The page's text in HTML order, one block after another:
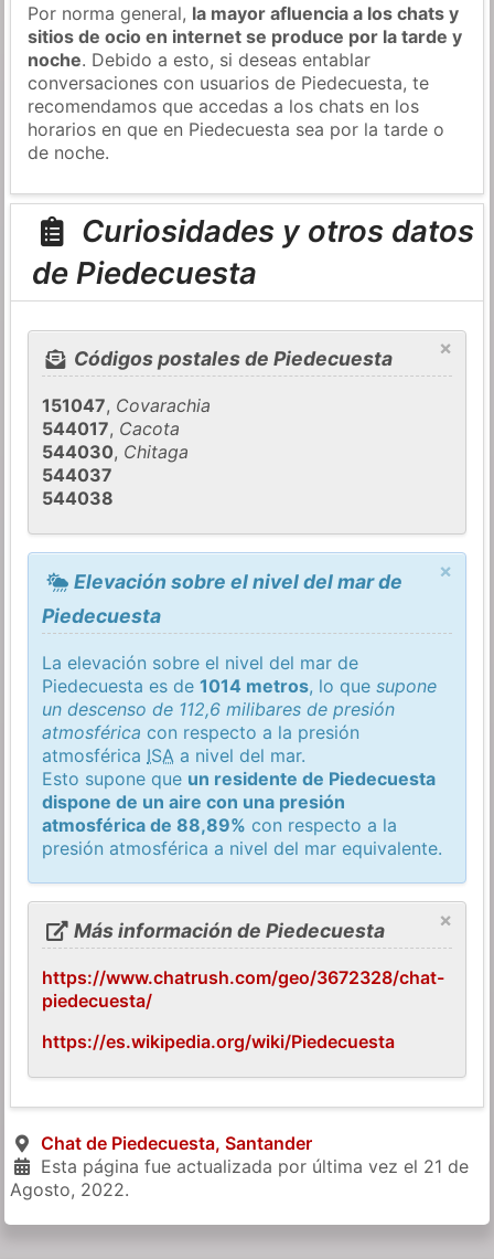
Por norma general, la mayor afluencia a los chats y
sitios de ocio en internet se produce por la tarde y
noche. Debido a esto, si deseas entablar
conversaciones con usuarios de Piedecuesta, te
recomendamos que accedas a los chats en los
horarios en que en Piedecuesta sea por la tarde o
de noche.
Curiosidades y otros datos
de Piedecuesta
×
Códigos postales de Piedecuesta
151047, Covarachia
544017, Cacota
544030, Chitaga
544037
544038
×
Elevación sobre el nivel del mar de
Piedecuesta
La elevación sobre el nivel del mar de
Piedecuesta es de1014 metros, lo quesupone
un descenso de 112,6 milibares de presión
atmosférica con respecto a la presión
atmosférica ISA a nivel del mar.
Esto supone que un residente de Piedecuesta
dispone de un aire con una presión
atmosférica de 88,89% con respecto a la
presión atmosférica a nivel del mar equivalente.
×
Más información de Piedecuesta
https://www.chatrush.com/geo/3672328/chat-
piedecuesta/
https://es.wikipedia.org/wiki/Piedecuesta
Chat de Piedecuesta, Santander
Esta página fue actualizada por última vez el 21 de
Agosto, 2022.